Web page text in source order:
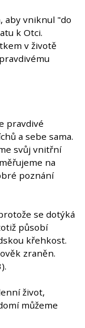
aby vniknul "do
k Otci.
v životě
pravdivé
a sebe sama.
svůj vnitřní
na
poznání
se dotýká
působí
křehkost.
zraněn.
život,
můžeme